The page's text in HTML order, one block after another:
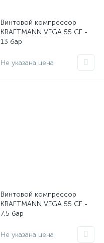
Винтовой компрессор
KRAFTMANN VEGA 55 CF -
13 бар
Не указана цена
Винтовой компрессор
KRAFTMANN VEGA 55 CF -
7,5 бар
Не указана цена